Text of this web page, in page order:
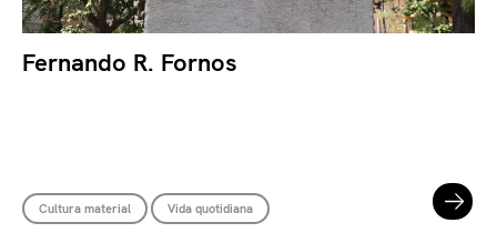
Fernando R. Fornos
Cultura material Vida quotidiana